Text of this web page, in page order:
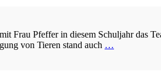
Frau Pfeffer in diesem Schuljahr das
von Tieren stand auch …